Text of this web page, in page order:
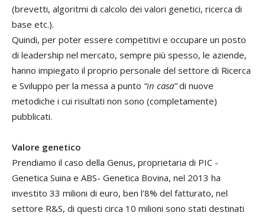
(brevetti, algoritmi di calcolo dei valori genetici, ricerca di
base etc.).
Quindi, per poter essere competitivi e occupare un posto
di leadership nel mercato, sempre più spesso, le aziende,
hanno impiegato il proprio personale del settore di Ricerca
e Sviluppo per la messa a punto “in casa”di nuove
metodiche i cui risultati non sono (completamente)
pubblicati.
Valore genetico
Prendiamo il caso della Genus, proprietaria di PIC -
Genetica Suina e ABS- Genetica Bovina, nel 2013 ha
investito 33 milioni di euro, ben l'8% del fatturato, nel
settore R&S, di questi circa 10 milioni sono stati destinati